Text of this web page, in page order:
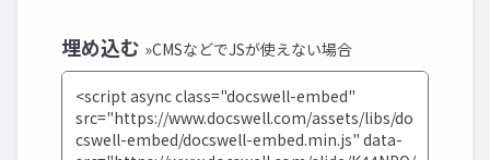
埋め込む »CMSなどでJSが使えない場合